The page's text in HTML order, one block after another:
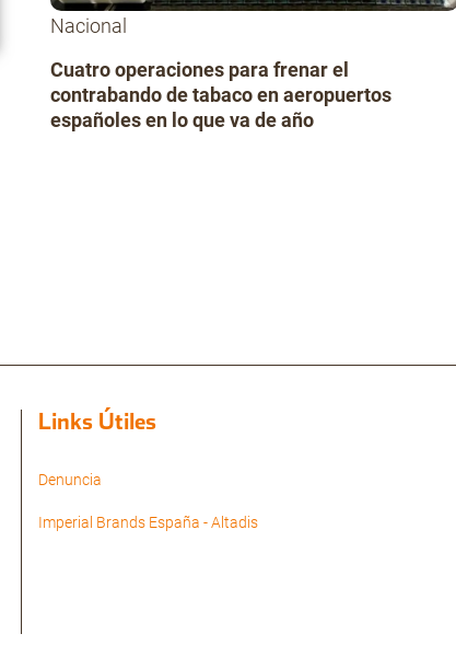
Nacional
Cuatro operaciones para frenar el
contrabando de tabaco en aeropuertos
españoles en lo que va de año
Links Útiles
Denuncia
Imperial Brands España - Altadis